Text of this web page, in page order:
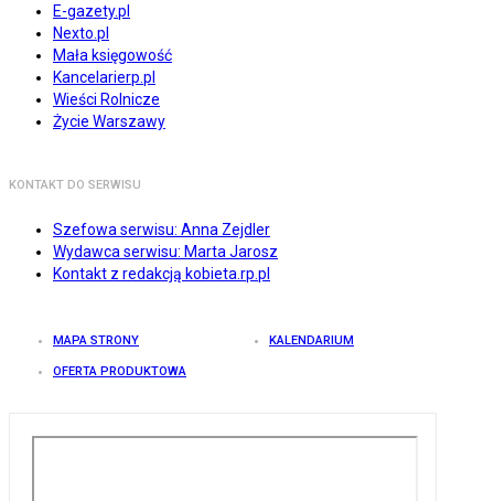
E-gazety.pl
Nexto.pl
Mała księgowość
Kancelarierp.pl
Wieści Rolnicze
Życie Warszawy
KONTAKT DO SERWISU
Szefowa serwisu: Anna Zejdler
Wydawca serwisu: Marta Jarosz
Kontakt z redakcją kobieta.rp.pl
MAPA STRONY KALENDARIUM
OFERTA PRODUKTOWA